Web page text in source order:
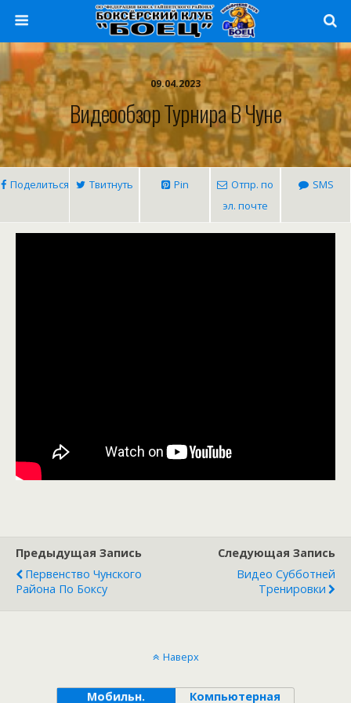
09.04.2023
Видеообзор Турнира В Чуне
Поделиться Твитнуть Pin
Отпр. по
эл. почте
SMS
Предыдущая Запись
Первенство Чунского
Района По Боксу
Следующая Запись
Видео Субботней
Тренировки
Наверх
Мобильн. Компьютерная